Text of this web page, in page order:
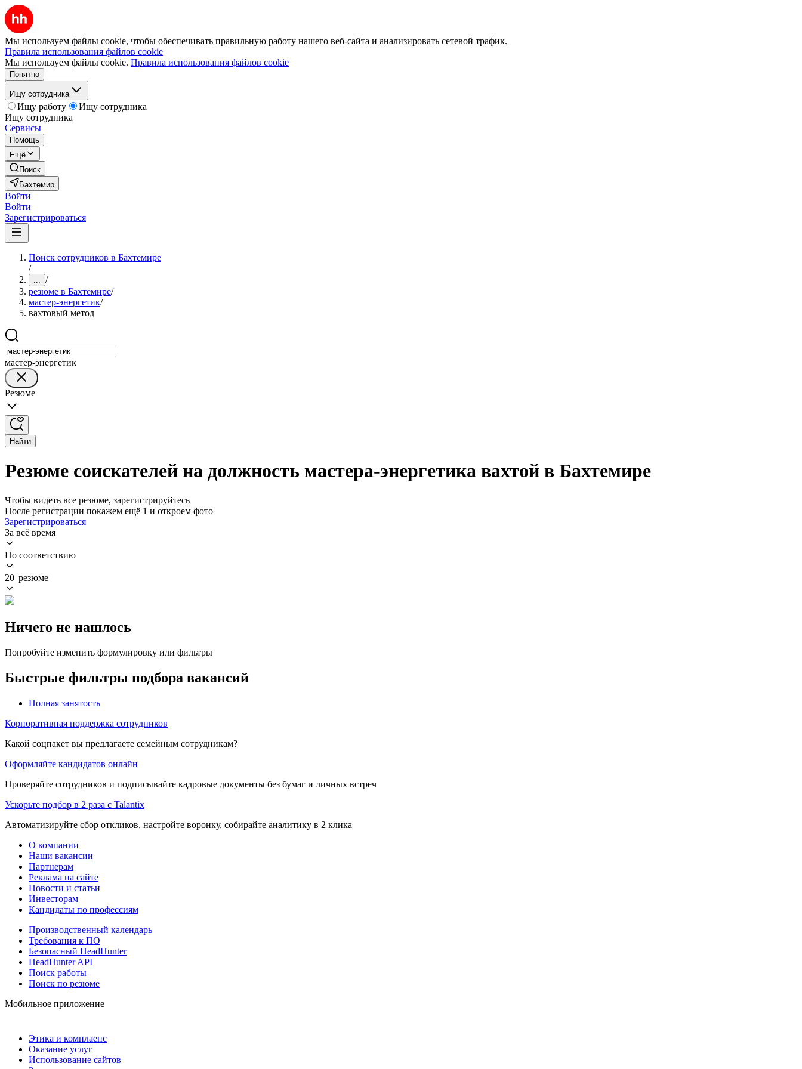
Мы используем файлы cookie, чтобы обеспечивать правильную работу нашего веб-сайта и анализировать сетевой трафик.
Правила использования файлов cookie
Мы используем файлы cookie. Правила использования файлов cookie
Понятно
Ищу сотрудника
Ищу работу
Ищу сотрудника
Ищу сотрудника
Сервисы
Помощь
Ещё
Поиск
Бахтемир
Войти
Войти
Зарегистрироваться
Поиск сотрудников в Бахтемире
/
... /
резюме в Бахтемире/
мастер-энергетик/
вахтовый метод
мастер-энергетик
Резюме
Найти
Резюме соискателей на должность мастера-энергетика вахтой в Бахтемире
Чтобы видеть все резюме, зарегистрируйтесь
После регистрации покажем ещё 1 и откроем фото
Зарегистрироваться
За всё время
По соответствию
20 резюме
Ничего не нашлось
Попробуйте изменить формулировку или фильтры
Быстрые фильтры подбора вакансий
Полная занятость
Корпоративная поддержка сотрудников
Какой соцпакет вы предлагаете семейным сотрудникам?
Оформляйте кандидатов онлайн
Проверяйте сотрудников и подписывайте кадровые документы без бумаг и личных встреч
Ускорьте подбор в 2 раза с Talantix
Автоматизируйте сбор откликов, настройте воронку, собирайте аналитику в 2 клика
О компании
Наши вакансии
Партнерам
Реклама на сайте
Новости и статьи
Инвесторам
Кандидаты по профессиям
Производственный календарь
Требования к ПО
Безопасный HeadHunter
HeadHunter API
Поиск работы
Поиск по резюме
Мобильное приложение
Этика и комплаенс
Оказание услуг
Использование сайтов